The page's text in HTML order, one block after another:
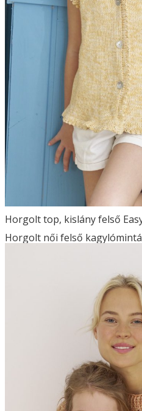
Horgolt top, kislány felső
Horgolt női felső